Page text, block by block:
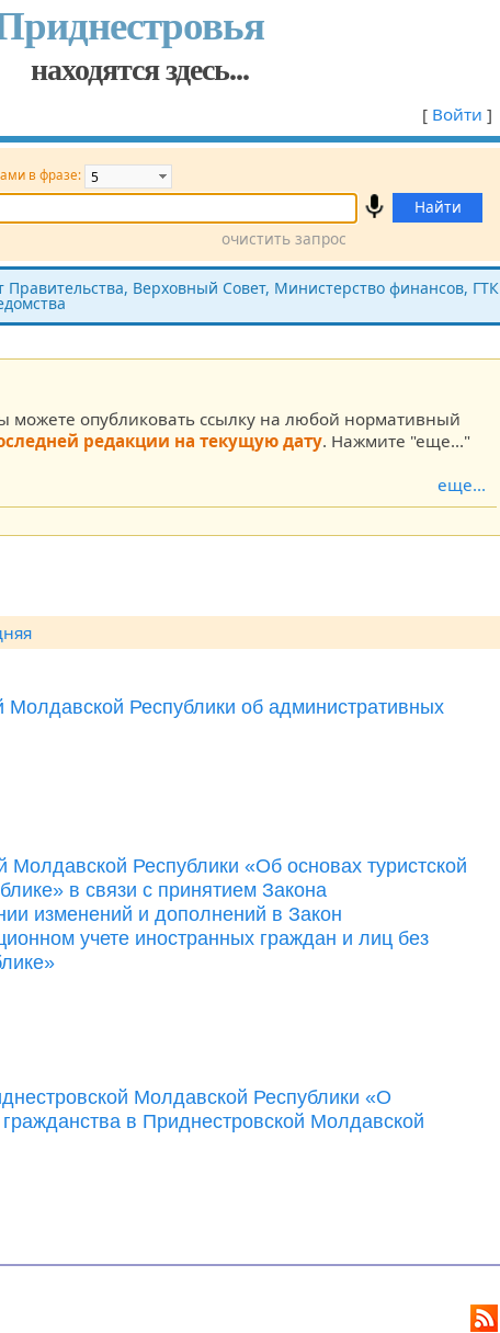
находятся здесь...
[ Войти ]
в фразе:
Источник (САЗ)
очистить запрос
Верховный Совет, Министерство финансов, ГТК
можете опубликовать ссылку на любой нормативный
редакции на текущую дату. Нажмите "еще..."
еще...
Республики об административных
Республики «Об основах туристской
в связи с принятием Закона
изменений и дополнений в Закон
учете иностранных граждан и лиц без
Молдавской Республики «О
в Приднестровской Молдавской